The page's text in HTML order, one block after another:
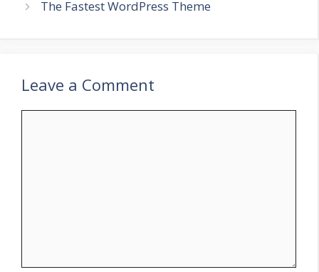
The Fastest WordPress Theme
Leave a Comment